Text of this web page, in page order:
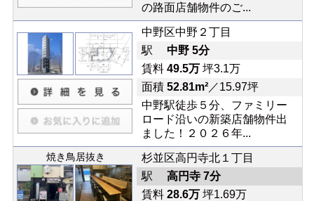
の路面店舗物件のご...
中野区中野２丁目
駅 中野 5分
賃料 49.5万坪3.1万
面積 52.81m²／15.97坪
中野駅徒歩５分、ファミリー
ロード沿いの新築店舗物件出
ました！２０２６年...
焼き鳥居抜き
杉並区高円寺北１丁目
駅 高円寺 7分
賃料 28.6万坪1.69万